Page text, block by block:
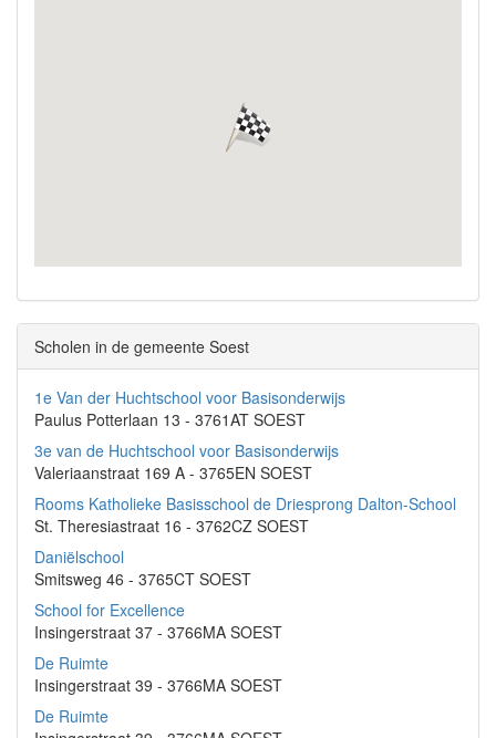
Scholen in de gemeente Soest
1e Van der Huchtschool voor Basisonderwijs
Paulus Potterlaan 13 - 3761AT SOEST
3e van de Huchtschool voor Basisonderwijs
Valeriaanstraat 169 A - 3765EN SOEST
Rooms Katholieke Basisschool de Driesprong Dalton-School
St. Theresiastraat 16 - 3762CZ SOEST
Daniëlschool
Smitsweg 46 - 3765CT SOEST
School for Excellence
Insingerstraat 37 - 3766MA SOEST
De Ruimte
Insingerstraat 39 - 3766MA SOEST
De Ruimte